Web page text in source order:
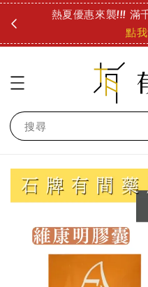
好冷好冷 儀式感要有!!
搜尋